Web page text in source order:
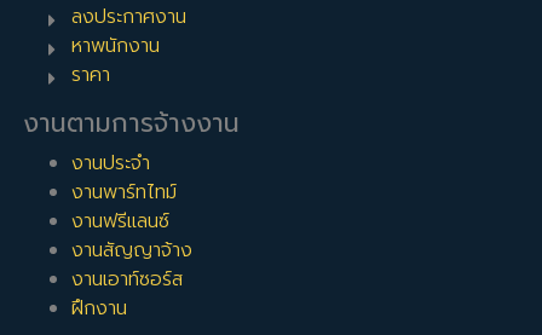
ลงประกาศงาน
หาพนักงาน
ราคา
งานตามการจ้างงาน
งานประจำ
งานพาร์ทไทม์
งานฟรีแลนซ์
งานสัญญาจ้าง
งานเอาท์ซอร์ส
ฝึกงาน